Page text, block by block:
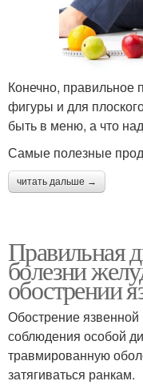
Конечно, правильное
фигуры и для
быть в меню, а что
Самые полезные
читать дальше →
Правильная
болезни
обострении
Обострение
соблюдения особой
травмированную
затягиваться ранкам.